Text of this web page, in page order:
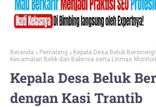
Beranda Pemalang
Kepala Desa Beluk
Kecamatan Belik dan Babinsa serta Linmas
Kepala Desa Beluk
dengan Kasi Trantib